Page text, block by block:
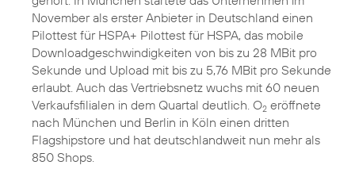
November als erster Anbieter in Deutschland einen
Pilottest für HSPA+ Pilottest für HSPA, das mobile
Downloadgeschwindigkeiten von bis zu 28 MBit pro
Sekunde und Upload mit bis zu 5,76 MBit pro Sekunde
erlaubt. Auch das Vertriebsnetz wuchs mit 60 neuen
Verkaufsfilialen in dem Quartal deutlich. O2 eröffnete
nach München und Berlin in Köln einen dritten
Flagshipstore und hat deutschlandweit nun mehr als
850 Shops.